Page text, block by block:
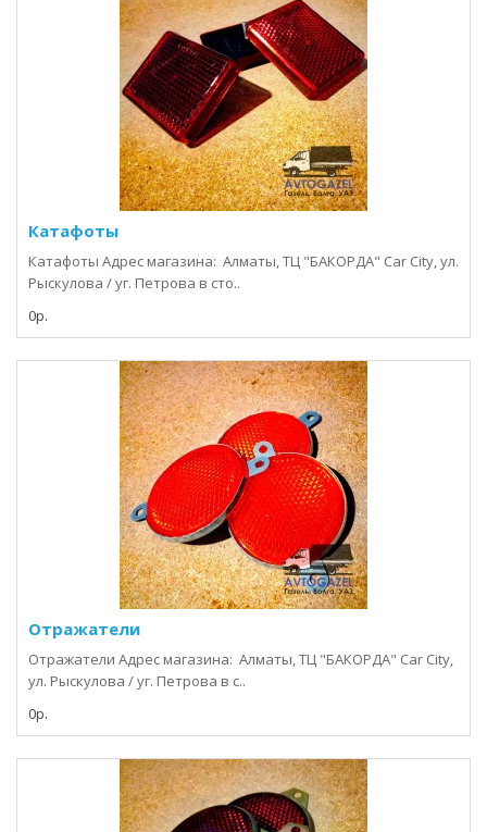
Катафоты
Катафоты Адрес магазина: Алматы, ТЦ "БАКОРДА" Car City, ул.
Рыскулова / уг. Петрова в сто..
0р.
Отражатели
Отражатели Адрес магазина: Алматы, ТЦ "БАКОРДА" Car City,
ул. Рыскулова / уг. Петрова в с..
0р.